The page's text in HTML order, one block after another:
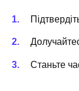
Станьте